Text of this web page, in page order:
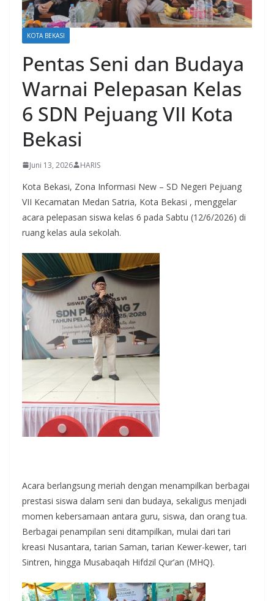
KOTA BEKASI
Pentas Seni dan Budaya
Warnai Pelepasan Kelas
6 SDN Pejuang VII Kota
Bekasi
Juni 13, 2026 HARIS
Kota Bekasi, Zona Informasi New – SD Negeri Pejuang
VII Kecamatan Medan Satria, Kota Bekasi , menggelar
acara pelepasan siswa kelas 6 pada Sabtu (12/6/2026) di
ruang kelas aula sekolah.
Acara berlangsung meriah dengan menampilkan berbagai
prestasi siswa dalam seni dan budaya, sekaligus menjadi
momen kebersamaan antara guru, siswa, dan orang tua.
Berbagai penampilan seni ditampilkan, mulai dari tari
kreasi Nusantara, tarian Saman, tarian Kewer-kewer, tari
Sintren, hingga Musabaqah Hifdzil Qur’an (MHQ).